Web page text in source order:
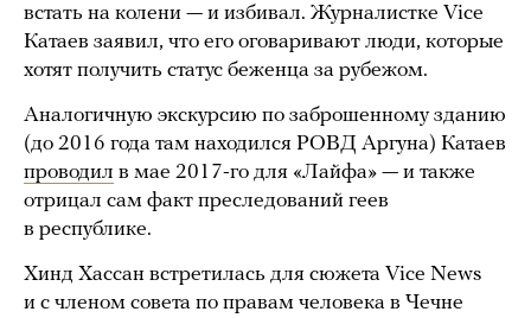
встать на колени — и избивал. Журналистке Vice
Катаев заявил, что его оговаривают люди, которые
хотят получить статус беженца за рубежом.
Аналогичную экскурсию по заброшенному зданию
(до 2016 года там находился РОВД Аргуна) Катаев
проводил в мае 2017-го для «Лайфа» — и также
отрицал сам факт преследований геев
в республике.
Хинд Хассан встретилась для сюжета Vice News
и с членом совета по правам человека в Чечне